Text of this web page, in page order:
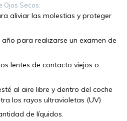
Ojos Secos:
aliviar las molestias y proteger
para realizarse un examen de
lentes de contacto viejos o
al aire libre y dentro del coche
los rayos ultravioletas (UV)
de líquidos.